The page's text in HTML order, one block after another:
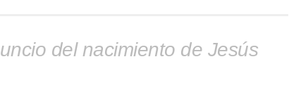
del nacimiento de Jesús